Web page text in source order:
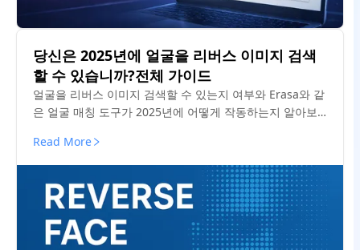
당신은 2025년에 얼굴을 리버스 이미지 검색
할 수 있습니까?전체 가이드
얼굴을 리버스 이미지 검색할 수 있는지 여부와 Erasa와 같
은 얼굴 매칭 도구가 2025년에 어떻게 작동하는지 알아보
하는 것을 이해하십시오.
Read More